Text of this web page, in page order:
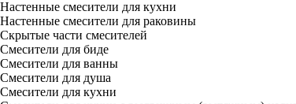
Настенные смесители для кухни
Настенные смесители для раковины
Скрытые части смесителей
Смесители для биде
Смесители для ванны
Смесители для душа
Смесители для кухни